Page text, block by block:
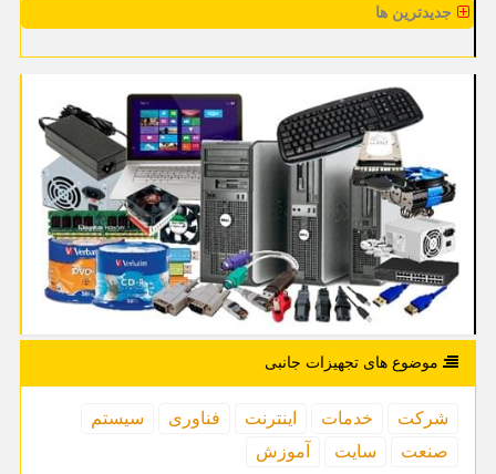
جدیدترین ها
موضوع های تجهیزات جانبی
شركت خدمات اینترنت فناوری
سیستم
صنعت
سایت آموزش